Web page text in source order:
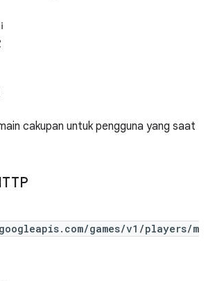
cakupan untuk pengguna yang saat
games/v1/players/m